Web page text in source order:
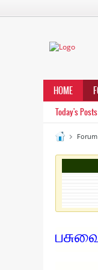
HOME
Today's Posts
Forum